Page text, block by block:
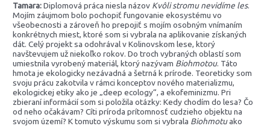
Tamara:Diplomová práca niesla názov Kvôli stromu nevidíme les.
Mojím záujmom bolo pochopiť fungovanie ekosystému vo
všeobecnosti a zároveň ho prepojiť s mojím osobným vnímaním
konkrétnych miest, ktoré som si vybrala na aplikovanie získaných
dát. Celý projekt sa odohrával v Kolinovskom lese, ktorý
navštevujem už niekoľko rokov. Do troch vybraných oblastí som
umiestnila vyrobený materiál, ktorý nazývam Biohmotou. Táto
hmota je ekologicky nezávadná a šetrná k prírode. Teoreticky som
svoju prácu zakotvila v rámci konceptov nového materializmu,
ekologickej etiky ako je „deep ecology“, a ekofeminizmu. Pri
zbieraní informácií som si položila otázky: Kedy chodím do lesa? Čo
od neho očakávam? Cíti príroda prítomnosť cudzieho objektu na
svojom území? K tomuto výskumu som si vybrala Biohmotuako